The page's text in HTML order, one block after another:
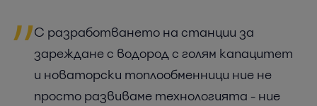
С разработването на станции за
зареждане с водород с голям капацитет
и новаторски топлообменници ние не
просто развиваме технологията - ние